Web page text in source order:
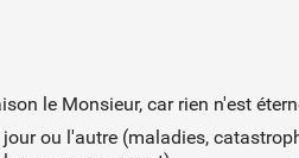
le Monsieur, car rien n'est
ou l'autre (maladies,